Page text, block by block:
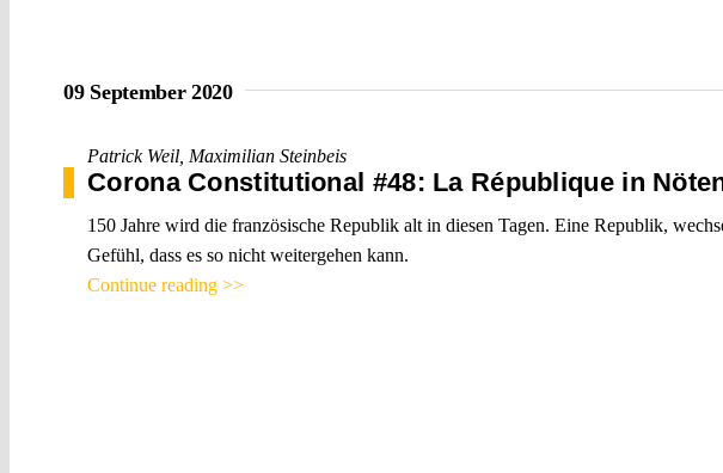
09 September 2020
Patrick Weil Maximilian Steinbeis
Corona Constitutional #48: La République in
150 Jahre wird die französische Republik alt in diesen Tagen. Eine Republik,
Gefühl, dass es so nicht weitergehen kann.
Continue reading >>